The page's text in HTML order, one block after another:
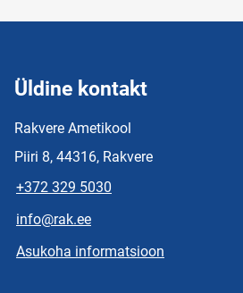
Üldine kontakt
Rakvere Ametikool
Piiri 8, 44316, Rakvere
+372 329 5030
info@rak.ee
Asukoha informatsioon